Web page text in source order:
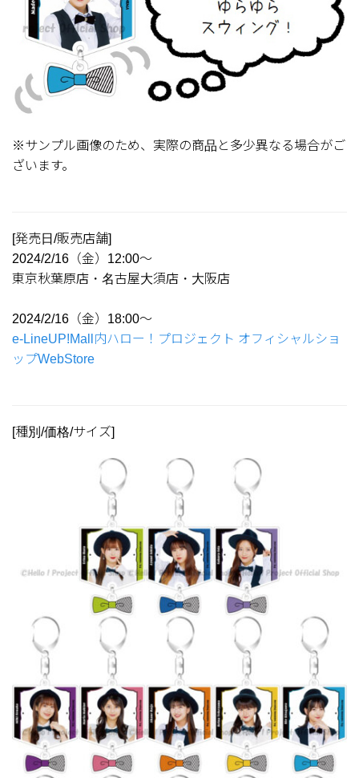
※サンプル画像のため、実際の商品と多少異なる場合がご
ざいます。
[発売日/販売店舗]
2024/2/16（金）12:00～
東京秋葉原店・名古屋大須店・大阪店
2024/2/16（金）18:00～
e-LineUP!Mall内ハロー！プロジェクト オフィシャルショ
ップWebStore
[種別/価格/サイズ]